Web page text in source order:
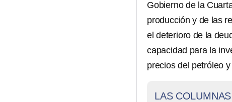
Gobierno de la
producción y de las
el deterioro de la
capacidad para la
precios del petróleo
LAS